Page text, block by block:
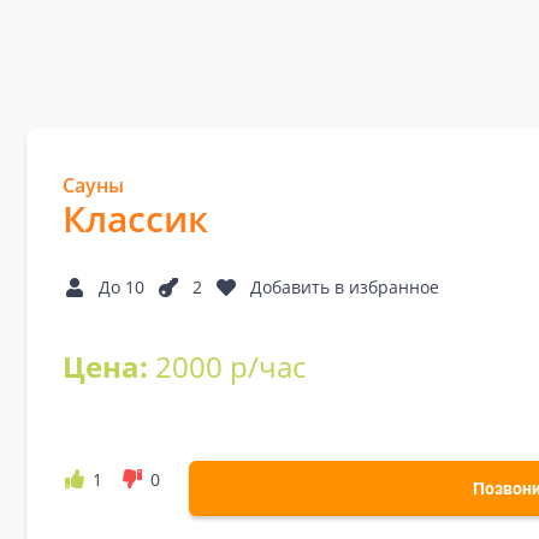
Сауны
Классик
До 10 2 Добавить в избранное
Цена: 2000 р/час
1 0